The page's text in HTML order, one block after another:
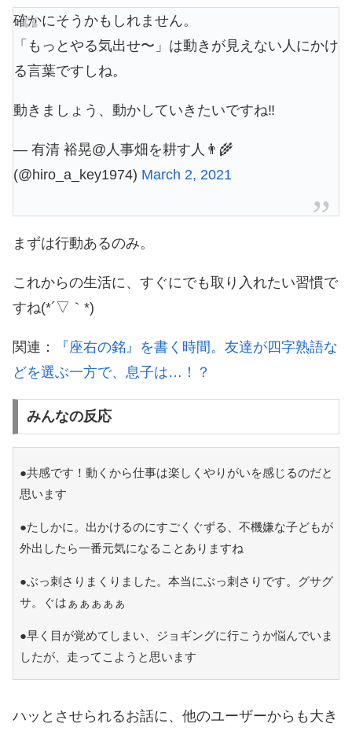
確かにそうかもしれません。
「もっとやる気出せ〜」は動きが見えない人にかけ
る言葉ですしね。
動きましょう、動かしていきたいですね‼️
— 有清 裕晃@人事畑を耕す人👨‍🌾
(@hiro_a_key1974) March 2, 2021
まずは行動あるのみ。
これからの生活に、すぐにでも取り入れたい習慣で
すね(*´▽｀*)
関連：
『座右の銘』を書く時間。友達が四字熟語な
どを選ぶ一方で、息子は…！？
みんなの反応
●共感です！動くから仕事は楽しくやりがいを感じるのだと
思います
●たしかに。出かけるのにすごくぐずる、不機嫌な子どもが
外出したら一番元気になることありますね
●ぶっ刺さりまくりました。本当にぶっ刺さりです。グサグ
サ。ぐはぁぁぁぁぁ
●早く目が覚めてしまい、ジョギングに行こうか悩んでいま
したが、走ってこようと思います
ハッとさせられるお話に、他のユーザーからも大き